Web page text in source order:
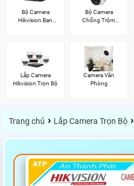
Bộ Camera
Hikvision Ban
Bộ Camera
Chống Trộm
Lắp Camera
Hikvision Trọn Bộ
Camera Văn
Phòng
Trang chủ › Lắp Camera Trọn Bộ ›